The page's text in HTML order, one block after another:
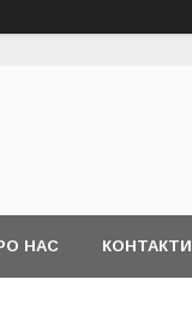
НАС КОНТАКТИ